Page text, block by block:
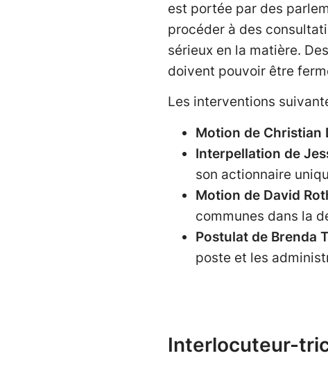
est portée par des
procéder à des
sérieux en la matière.
doivent pouvoir être
Les interventions
Motion de Christian
Interpellation de
son actionnaire
Motion de David
communes dans la
Postulat de Brenda
poste et les
Interlocuteur-